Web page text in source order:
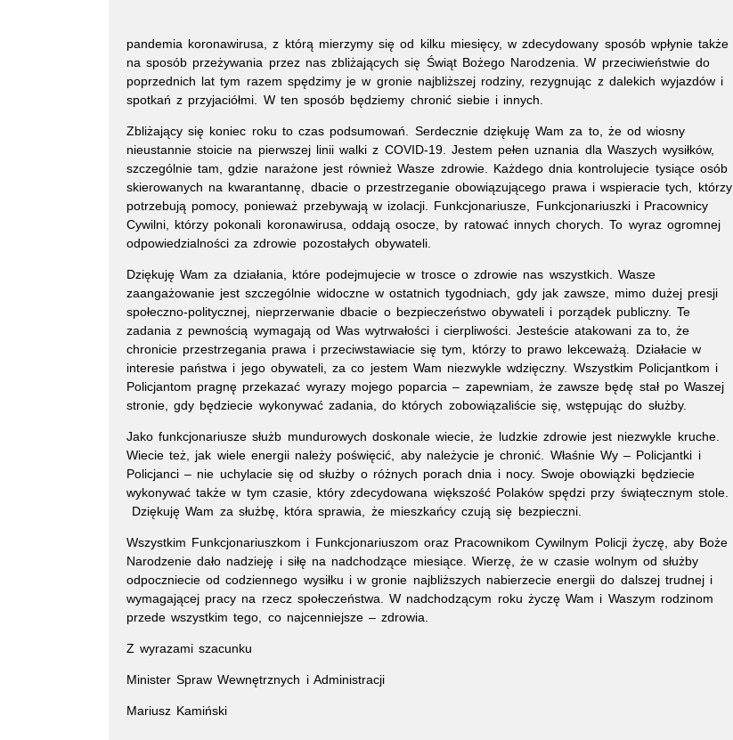
pandemia koronawirusa, z którą mierzymy się od kilku miesięcy, w zdecydowany sposób wpłynie także
na sposób przeżywania przez nas zbliżających się Świąt Bożego Narodzenia. W przeciwieństwie do
poprzednich lat tym razem spędzimy je w gronie najbliższej rodziny, rezygnując z dalekich wyjazdów i
spotkań z przyjaciółmi. W ten sposób będziemy chronić siebie i innych.
Zbliżający się koniec roku to czas podsumowań. Serdecznie dziękuję Wam za to, że od wiosny
nieustannie stoicie na pierwszej linii walki z COVID-19. Jestem pełen uznania dla Waszych wysiłków,
szczególnie tam, gdzie narażone jest również Wasze zdrowie. Każdego dnia kontrolujecie tysiące osób
skierowanych na kwarantannę, dbacie o przestrzeganie obowiązującego prawa i wspieracie tych, którzy
potrzebują pomocy, ponieważ przebywają w izolacji. Funkcjonariusze, Funkcjonariuszki i Pracownicy
Cywilni, którzy pokonali koronawirusa, oddają osocze, by ratować innych chorych. To wyraz ogromnej
odpowiedzialności za zdrowie pozostałych obywateli.
Dziękuję Wam za działania, które podejmujecie w trosce o zdrowie nas wszystkich. Wasze
zaangażowanie jest szczególnie widoczne w ostatnich tygodniach, gdy jak zawsze, mimo dużej presji
społeczno-politycznej, nieprzerwanie dbacie o bezpieczeństwo obywateli i porządek publiczny. Te
zadania z pewnością wymagają od Was wytrwałości i cierpliwości. Jesteście atakowani za to, że
chronicie przestrzegania prawa i przeciwstawiacie się tym, którzy to prawo lekceważą. Działacie w
interesie państwa i jego obywateli, za co jestem Wam niezwykle wdzięczny. Wszystkim Policjantkom i
Policjantom pragnę przekazać wyrazy mojego poparcia – zapewniam, że zawsze będę stał po Waszej
stronie, gdy będziecie wykonywać zadania, do których zobowiązaliście się, wstępując do służby.
Jako funkcjonariusze służb mundurowych doskonale wiecie, że ludzkie zdrowie jest niezwykle kruche.
Wiecie też, jak wiele energii należy poświęcić, aby należycie je chronić. Właśnie Wy – Policjantki i
Policjanci – nie uchylacie się od służby o różnych porach dnia i nocy. Swoje obowiązki będziecie
wykonywać także w tym czasie, który zdecydowana większość Polaków spędzi przy świątecznym stole.
Dziękuję Wam za służbę, która sprawia, że mieszkańcy czują się bezpieczni.
Wszystkim Funkcjonariuszkom i Funkcjonariuszom oraz Pracownikom Cywilnym Policji życzę, aby Boże
Narodzenie dało nadzieję i siłę na nadchodzące miesiące. Wierzę, że w czasie wolnym od służby
odpoczniecie od codziennego wysiłku i w gronie najbliższych nabierzecie energii do dalszej trudnej i
wymagającej pracy na rzecz społeczeństwa. W nadchodzącym roku życzę Wam i Waszym rodzinom
przede wszystkim tego, co najcenniejsze – zdrowia.
Z wyrazami szacunku
Minister Spraw Wewnętrznych i Administracji
Mariusz Kamiński